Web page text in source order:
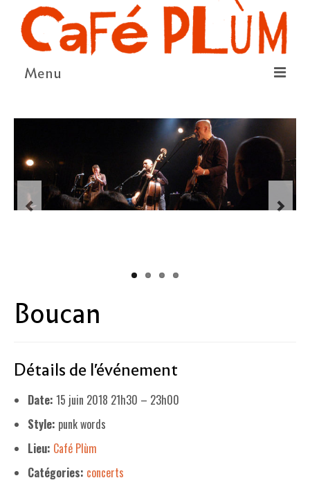
Menu
LA COOPÉRATIVE & L’ASSO
LE CONSEIL COOPÉRATIF
NOUS SOUTENIR
LA SAISON CULTURELLE
AMI·ES ARTISTES
LE CAFÉ/RESTO
LES FORMULES
LA CARTE
NOS FOURNISSEUR·EUSE·S
LA LIBRAIRIE
Boucan
Détails de l'événement
Date: 15 juin 2018 21h30 – 23h00
Style: punk words
Lieu: Café Plùm
Catégories: concerts